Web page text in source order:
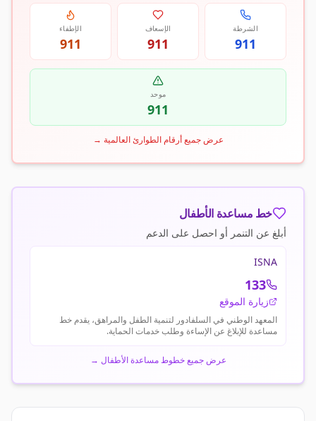
الشرطة
911
الإسعاف
911
الإطفاء
911
موحد
911
عرض جميع أرقام الطوارئ العالمية →
خط مساعدة الأطفال
أبلغ عن التنمر أو احصل على الدعم
ISNA
133
زيارة الموقع
المعهد الوطني في السلفادور لتنمية الطفل والمراهق، يقدم خط
مساعدة للإبلاغ عن الإساءة وطلب خدمات الحماية.
عرض جميع خطوط مساعدة الأطفال →